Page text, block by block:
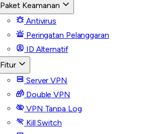
Paket Keamanan
Antivirus
Peringatan Pelanggaran
ID Alternatif
Fitur
Server VPN
Double VPN
VPN Tanpa Log
Kill Switch